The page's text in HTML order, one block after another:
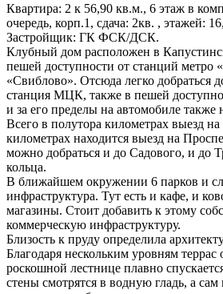
Квартира: 2 к 56,90 кв.м., 6 этаж в
очередь, корп.1, сдача: 2кв. , этажей:
Застройщик: ГК ФСК/ДСК.
Клубный дом расположен в
пешей доступности от станций метро
«Свиблово». Отсюда легко добраться
станция МЦК, также в пешей
и за его пределы на автомобиле также
Всего в полутора километрах выезд на
километрах находится выезд на
можно добраться и до Садового, и до
кольца.
В ближайшем окружении 6 парков и
инфраструктура. Тут есть и кафе, и
магазины. Стоит добавить к этому
коммерческую инфраструктуру.
Близость к пруду определила
Благодаря нескольким уровням
роскошной лестнице плавно
стены смотрятся в водную гладь, а сам